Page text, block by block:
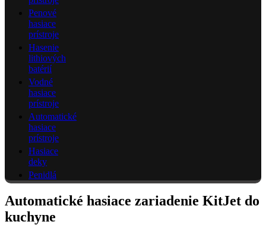
Penové
hasiace
prístroje
Hasenie
lithiových
batérií
Vodné
hasiace
prístroje
Automatické
hasiace
prístroje
Hasiace
deky
Penidlá
Automatické hasiace zariadenie KitJet do
kuchyne